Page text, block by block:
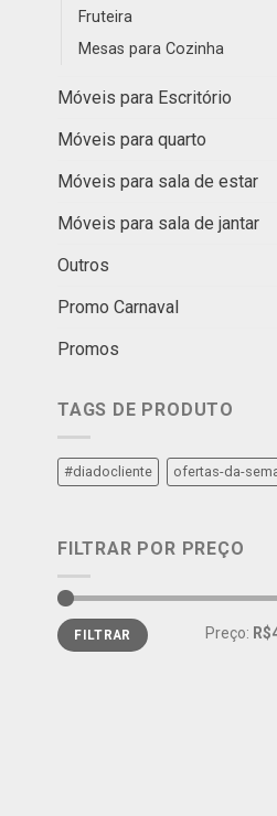
Fruteira
Mesas para Cozinha
Móveis para Escritório
Móveis para quarto
Móveis para sala de estar
Móveis para sala de jantar
Outros
Promo Carnaval
Promos
TAGS DE PRODUTO
#diadocliente ofertas-da-
FILTRAR POR PREÇO
FILTRAR Preço: